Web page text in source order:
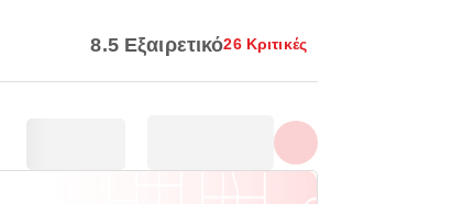
8.5 Εξαιρετικό26 Κριτικές